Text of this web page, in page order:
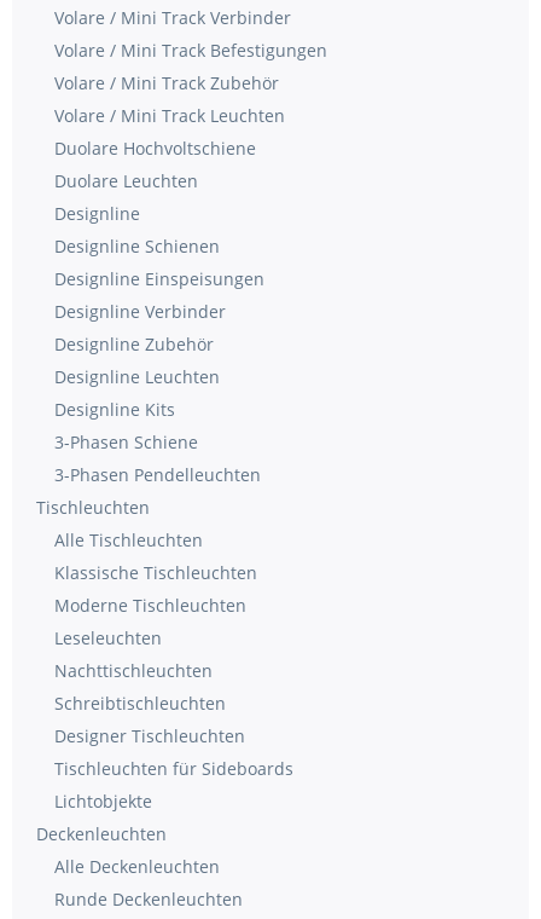
Volare / Mini Track Verbinder
Volare / Mini Track Befestigungen
Volare / Mini Track Zubehör
Volare / Mini Track Leuchten
Duolare Hochvoltschiene
Duolare Leuchten
Designline
Designline Schienen
Designline Einspeisungen
Designline Verbinder
Designline Zubehör
Designline Leuchten
Designline Kits
3-Phasen Schiene
3-Phasen Pendelleuchten
Tischleuchten
Alle Tischleuchten
Klassische Tischleuchten
Moderne Tischleuchten
Leseleuchten
Nachttischleuchten
Schreibtischleuchten
Designer Tischleuchten
Tischleuchten für Sideboards
Lichtobjekte
Deckenleuchten
Alle Deckenleuchten
Runde Deckenleuchten